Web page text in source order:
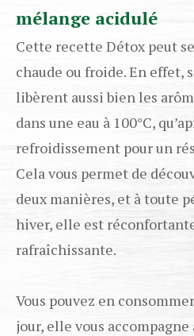
mélange acidulé
Cette recette Détox peut
chaude ou froide. En effet,
libèrent aussi bien les
dans une eau à 100°C,
refroidissement pour un
Cela vous permet de
deux manières, et à toute
hiver, elle est
rafraîchissante.
Vous pouvez en
jour, elle vous